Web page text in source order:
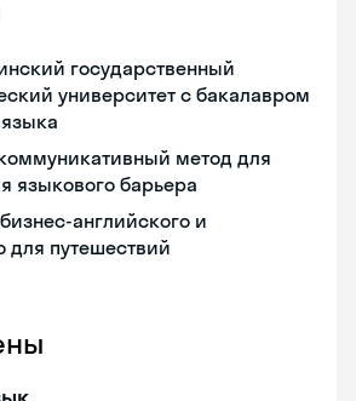
государственный
университет с бакалавром
метод для
языкового барьера
английского и
для путешествий